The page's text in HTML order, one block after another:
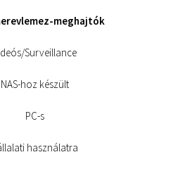
meghajtók
Surveillance
NAS-hoz készült
PC-s
használatra